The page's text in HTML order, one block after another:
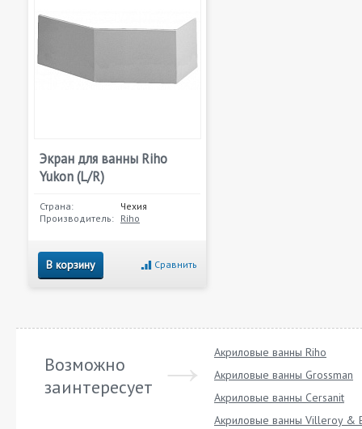
Экран для ванны Riho
Yukon (L/R)
Страна:
Чехия
Производитель: Riho
В корзину Сравнить
Возможно
заинтересует
Акриловые ванны Riho
Акриловые ванны Grossman
Акриловые ванны Cersanit
Акриловые ванны Villeroy &